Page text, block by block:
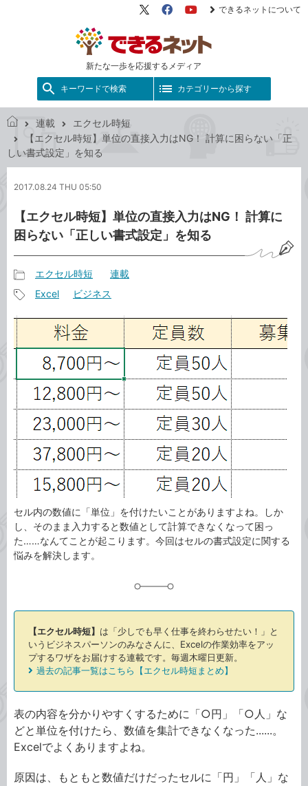
新たな一歩を応援するメディア
X（旧
FacebookYouTube
できるネットについて
キーワードで検索 カテゴリーから探す
き
ッ
連載
エクセル時短
【エクセル時短】単位の直接入力はNG！ 計算に困らない「正
しい書式設定」を知る
2017.08.24 THU 05:50
【エクセル時短】単位の直接入力はNG！ 計算に
困らない「正しい書式設定」を知る
事
カ
ゴ
エクセル時短 連載
事
Excel ビジネス
セル内の数値に「単位」を付けたいことがありますよね。しか
し、そのまま入力すると数値として計算できなくなって困っ
た……なんてことが起こります。今回はセルの書式設定に関する
悩みを解決します。
【エクセル時短】 は「少しでも早く仕事を終わらせたい！」と
いうビジネスパーソンのみなさんに、Excelの作業効率をアッ
プするワザをお届けする連載です。毎週木曜日更新。
過去の記事一覧はこちら【エクセル時短まとめ】
表の内容を分かりやすくするために「○円」「○人」な
どと単位を付けたら、数値を集計できなくなった......。
Excelでよくありますよね。
原因は、もともと数値だけだったセルに「円」「人」な